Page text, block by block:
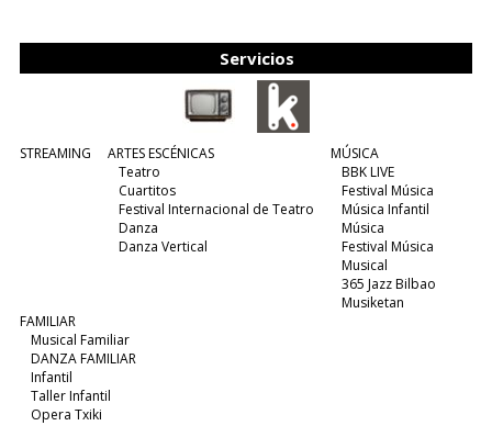
Servicios
STREAMING
ARTES ESCÉNICAS
Teatro
Cuartitos
Festival Internacional de Teatro
Danza
Danza Vertical
MÚSICA
BBK LIVE
Festival Música
Música Infantil
Música
Festival Música
Musical
365 Jazz Bilbao
Musiketan
FAMILIAR
Musical Familiar
DANZA FAMILIAR
Infantil
Taller Infantil
Opera Txiki